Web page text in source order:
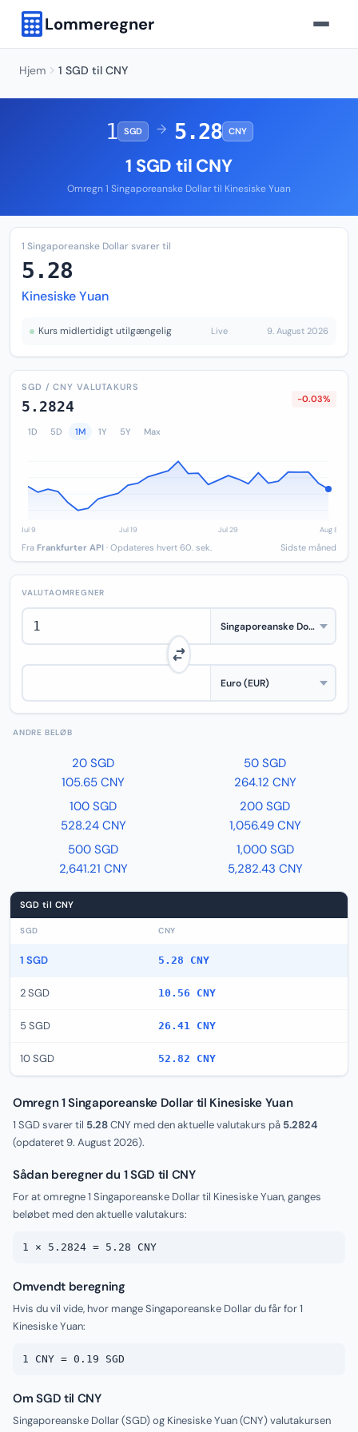
Lommeregner
Hjem 1 SGD til CNY
1 SGD → 5.28 CNY
1 SGD til CNY
Omregn 1 Singaporeanske Dollar til Kinesiske Yuan
1 Singaporeanske Dollar svarer til
5.28
Kinesiske Yuan
Kurs midlertidigt utilgængelig Live 9. August 2026
SGD / CNY VALUTAKURS
5.2824 -0.03%
1D 5D 1M 1Y 5Y Max
Fra Frankfurter API · Opdateres hvert 60. sek. Sidste måned
VALUTAOMREGNER
ANDRE BELØB
20 SGD
105.65 CNY
50 SGD
264.12 CNY
100 SGD
528.24 CNY
200 SGD
1,056.49 CNY
500 SGD
2,641.21 CNY
1,000 SGD
5,282.43 CNY
SGD til CNY
SGD CNY
1 SGD 5.28 CNY
2 SGD 10.56 CNY
5 SGD 26.41 CNY
10 SGD 52.82 CNY
Omregn 1 Singaporeanske Dollar til Kinesiske Yuan
1 SGD svarer til 5.28CNY med den aktuelle valutakurs på 5.2824
(opdateret9. August 2026).
Sådan beregner du 1 SGD til CNY
For at omregne 1 Singaporeanske Dollar til Kinesiske Yuan, ganges
beløbet med den aktuelle valutakurs:
1 × 5.2824 = 5.28 CNY
Omvendt beregning
Hvis du vil vide, hvor mange Singaporeanske Dollar du får for 1
Kinesiske Yuan:
1 CNY = 0.19 SGD
Om SGD til CNY
Singaporeanske Dollar (SGD) og Kinesiske Yuan (CNY) valutakursen